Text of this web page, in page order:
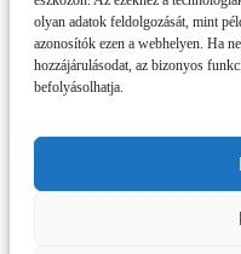
olyan adatok feldolgozását, mint
azonosítók ezen a webhelyen. Ha
hozzájárulásodat, az bizonyos
befolyásolhatja.
„Amikor
edzői pályára
figyeltem az
Nagyon örülök a
hogy bepillantást
fejlődését segíteni.
számíthatnak rám!”